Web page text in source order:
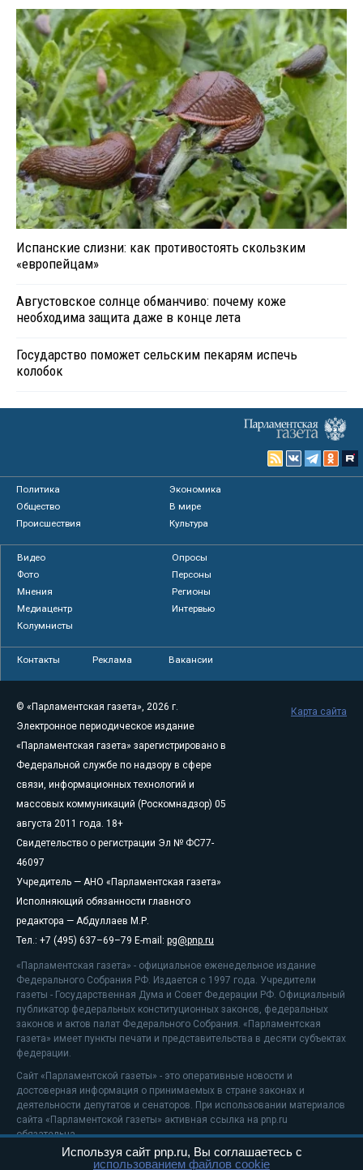
Испанские слизни: как противостоять скользким
«европейцам»
Августовское солнце обманчиво: почему коже
необходима защита даже в конце лета
Государство поможет сельским пекарям испечь
колобок
Политика
Экономика
Общество
В мире
Происшествия
Культура
Видео
Опросы
Фото
Персоны
Мнения
Регионы
Медиацентр
Интервью
Колумнисты
Контакты Реклама Вакансии
© «Парламентская газета», 2026 г.
Электронное периодическое издание
«Парламентская газета» зарегистрировано в
Федеральной службе по надзору в сфере
связи, информационных технологий и
массовых коммуникаций (Роскомнадзор) 05
августа 2011 года. 18+
Свидетельство о регистрации Эл № ФС77-
46097
Учредитель — АНО «Парламентская газета»
Исполняющий обязанности главного
редактора — Абдуллаев М.Р.
Тел.: +7 (495) 637–69–79 E-mail: pg@pnp.ru
«Парламентская газета» - официальное еженедельное издание
Федерального Собрания РФ. Издается с 1997 года. Учредители
газеты - Государственная Дума и Совет Федерации РФ. Официальный
публикатор федеральных конституционных законов, федеральных
законов и актов палат Федерального Собрания. «Парламентская
газета» имеет пункты печати и представительства в десяти субъектах
федерации.
Сайт «Парламентской газеты» - это оперативные новости и
достоверная информация о принимаемых в стране законах и
деятельности депутатов и сенаторов. При использовании материалов
сайта «Парламентской газеты» активная ссылка на pnp.ru
обязательна.
На информационном ресурсе применяютсярекомендательные
Карта сайта
Используя сайт pnp.ru, Вы соглашаетесь с
использованием файлов cookie